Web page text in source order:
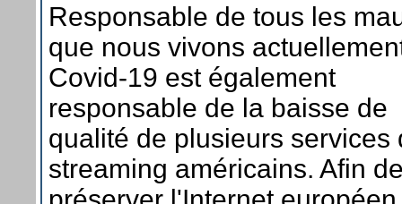
Responsable de tous les
que nous vivons
Covid-19 est également
responsable de la baisse de
qualité de plusieurs services
streaming américains. Afin